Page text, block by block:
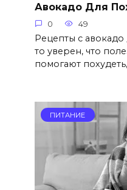
Авокадо Для
0 49
Рецепты с авокадо
то уверен, что
помогают
ПИТАНИЕ